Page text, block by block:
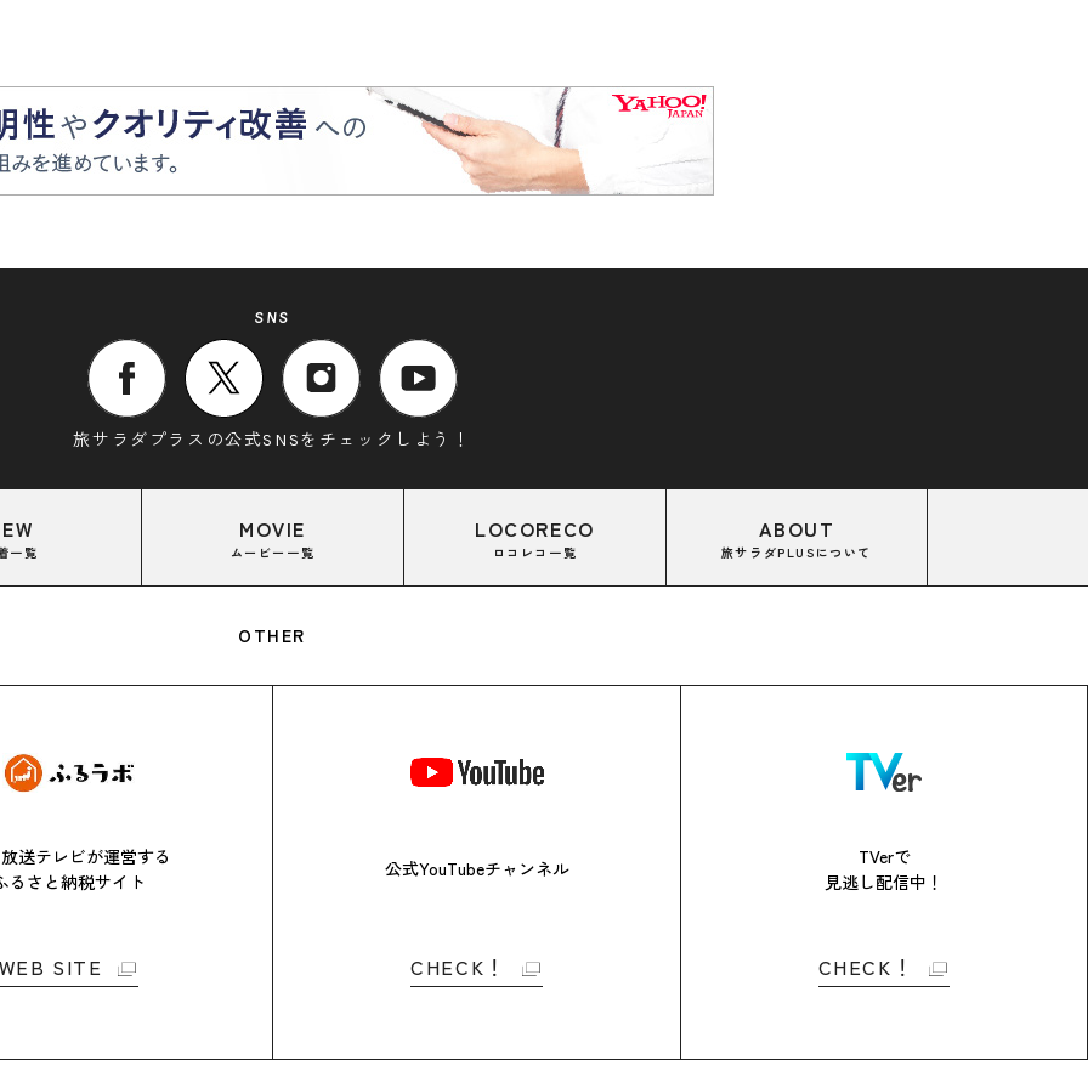
SNS
旅サラダプラスの公式SNSをチェックしよう！
一覧
MOVIE
ムービー一覧
LOCORECO
ロコレコ一覧
ABOUT
旅サラダPLUSについて
OTHER
送テレビが運営する
るさと納税サイト
SITE
公式YouTubeチャンネル
CHECK！
TVerで
見逃し配信中！
CHECK！